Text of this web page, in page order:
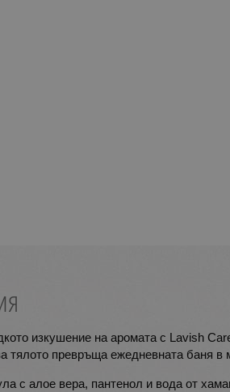
изкушение на аромата с Lavish
тялото превръща ежедневната баня
с алоe вера, пантенол и вода от